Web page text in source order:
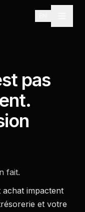
pas
fait.
achat impactent
et votre